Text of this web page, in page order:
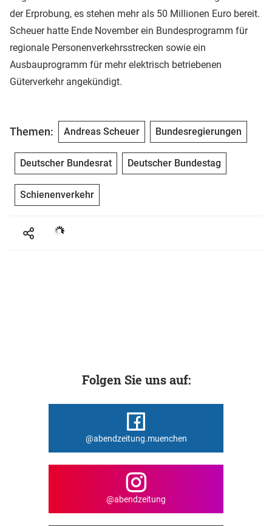
der Erprobung, es stehen mehr als 50 Millionen Euro bereit.
Scheuer hatte Ende November ein Bundesprogramm für
regionale Personenverkehrsstrecken sowie ein
Ausbauprogramm für mehr elektrisch betriebenen
Güterverkehr angekündigt.
Themen: Andreas Scheuer Bundesregierungen
Deutscher Bundesrat Deutscher Bundestag
Schienenverkehr
Folgen Sie uns auf:
@abendzeitung.muenchen
@abendzeitung